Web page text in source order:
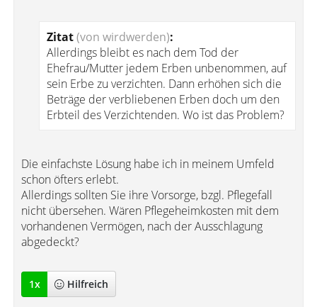
Zitat(von wirdwerden):
Allerdings bleibt es nach dem Tod der
Ehefrau/Mutter jedem Erben unbenommen, auf
sein Erbe zu verzichten. Dann erhöhen sich die
Beträge der verbliebenen Erben doch um den
Erbteil des Verzichtenden. Wo ist das Problem?
Die einfachste Lösung habe ich in meinem Umfeld
schon öfters erlebt.
Allerdings sollten Sie ihre Vorsorge, bzgl. Pflegefall
nicht übersehen. Wären Pflegeheimkosten mit dem
vorhandenen Vermögen, nach der Ausschlagung
abgedeckt?
1x Hilfreich